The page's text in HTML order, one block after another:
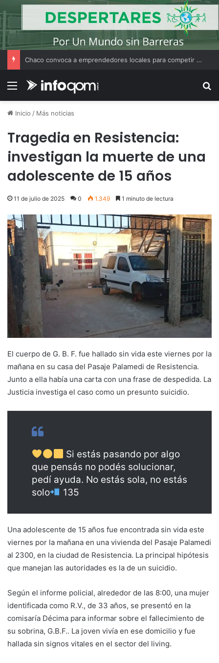
Chaco convoca a emprendedores locales para competir en «Emprendimiento Argentino 2026»
Menú
Inicio / Más noticias
Tragedia en Resistencia:
investigan la muerte de una
adolescente de 15 años
11 de julio de 2025 0 1.349 1 minuto de lectura
El cuerpo de G. B. F. fue hallado sin vida este viernes por la
mañana en su casa del Pasaje Palamedi de Resistencia.
Junto a ella había una carta con una frase de despedida. La
Justicia investiga el caso como un presunto suicidio.
Si estás pasando por algo
que pensás no podés solucionar,
pedí ayuda. No estás sola, no estás
solo
135
Una adolescente de 15 años fue encontrada sin vida este
viernes por la mañana en una vivienda del Pasaje Palamedi
al 2300, en la ciudad de Resistencia. La principal hipótesis
que manejan las autoridades es la de un suicidio.
Según el informe policial, alrededor de las 8:00, una mujer
identificada como R.V., de 33 años, se presentó en la
comisaría Décima para informar sobre el fallecimiento de
su sobrina, G.B.F.. La joven vivía en ese domicilio y fue
hallada sin signos vitales en el sector del living.